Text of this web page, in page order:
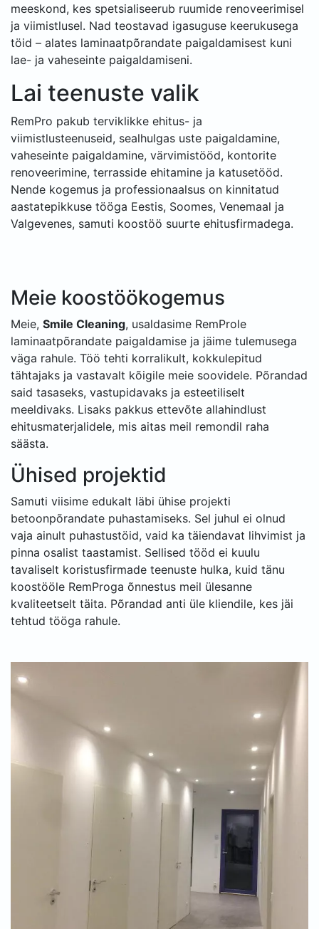
meeskond, kes spetsialiseerub ruumide renoveerimisel
ja viimistlusel. Nad teostavad igasuguse keerukusega
töid – alates laminaatpõrandate paigaldamisest kuni
lae- ja vaheseinte paigaldamiseni.
Lai teenuste valik
RemPro pakub terviklikke ehitus- ja
viimistlusteenuseid, sealhulgas uste paigaldamine,
vaheseinte paigaldamine, värvimistööd, kontorite
renoveerimine, terrasside ehitamine ja katusetööd.
Nende kogemus ja professionaalsus on kinnitatud
aastatepikkuse tööga Eestis, Soomes, Venemaal ja
Valgevenes, samuti koostöö suurte ehitusfirmadega.
Meie koostöökogemus
Meie, Smile Cleaning, usaldasime RemProle
laminaatpõrandate paigaldamise ja jäime tulemusega
väga rahule. Töö tehti korralikult, kokkulepitud
tähtajaks ja vastavalt kõigile meie soovidele. Põrandad
said tasaseks, vastupidavaks ja esteetiliselt
meeldivaks. Lisaks pakkus ettevõte allahindlust
ehitusmaterjalidele, mis aitas meil remondil raha
säästa.
Ühised projektid
Samuti viisime edukalt läbi ühise projekti
betoonpõrandate puhastamiseks. Sel juhul ei olnud
vaja ainult puhastustöid, vaid ka täiendavat lihvimist ja
pinna osalist taastamist. Sellised tööd ei kuulu
tavaliselt koristusfirmade teenuste hulka, kuid tänu
koostööle RemProga õnnestus meil ülesanne
kvaliteetselt täita. Põrandad anti üle kliendile, kes jäi
tehtud tööga rahule.